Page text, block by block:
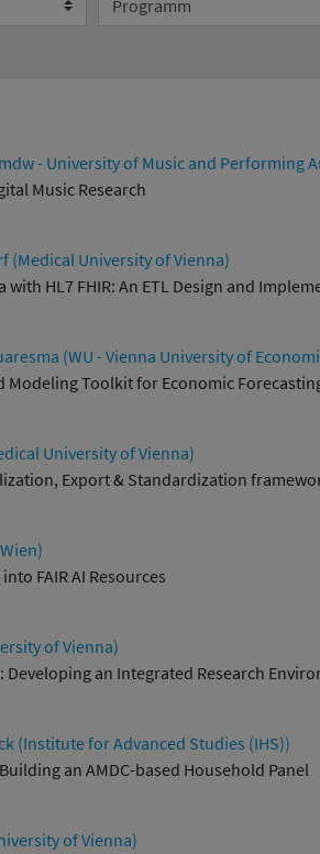
- University of Music and Performing
Music Research
(Medical University of Vienna)
with HL7 FHIR: An ETL Design and
(WU - Vienna University of
Modeling Toolkit for Economic
University of Vienna)
Export & Standardization
FAIR AI Resources
of Vienna)
an Integrated Research
(Institute for Advanced Studies (IHS))
an AMDC-based Household Panel
of Vienna)